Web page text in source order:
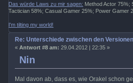
Das würde Laws zu mir sagen: Method Actor 75%;
Tactician 58%; Casual Gamer 25%; Power Gamer
I'm tilting my world!
Nin
Re: Unterschiede zwischen den
« Antwort #8 am: 29.04.2012 | 22:35 »
Mal davon ab, dass es, wie Orakel schon